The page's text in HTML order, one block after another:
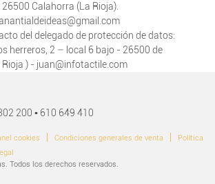
Calahorra (La Rioja).
del delegado de protección de datos:
herreros, 2 – local 6 bajo - 26500 de
Rioja ) - juan@infotactile.com
200 ▪ 610 649 410
cookies Condiciones generales de venta
Política
Todos los derechos reservados.